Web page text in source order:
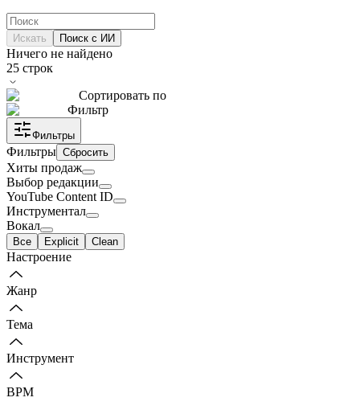
Искать Поиск с ИИ
Ничего не найдено
25 строк
Сортировать по
Фильтр
Фильтры
Фильтры Сбросить
Хиты продаж
Выбор редакции
YouTube Content ID
Инструментал
Вокал
Все Explicit Clean
Настроение
Жанр
Тема
Инструмент
BPM